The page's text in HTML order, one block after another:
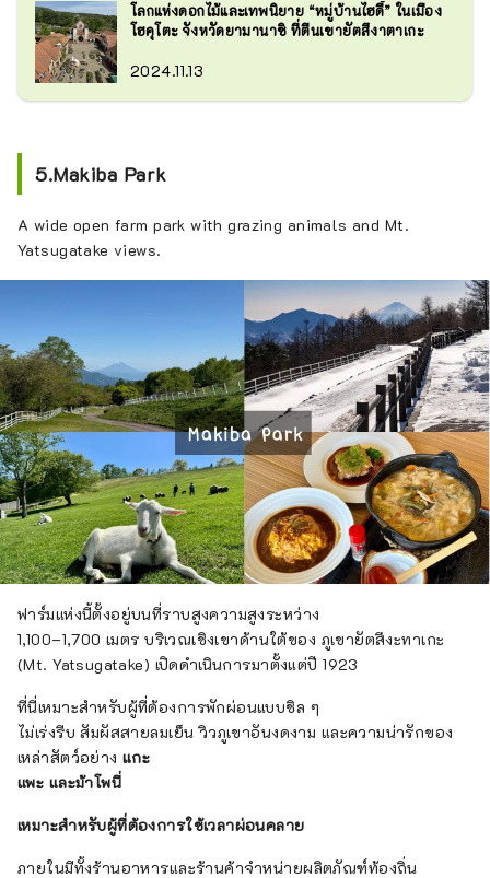
โลกแห่งดอกไม้และเทพนิยาย “หมู่บ้านไฮดี้” ในเมือง
โฮคุโตะ จังหวัดยามานาชิ ที่ตีนเขายัตสึงาตาเกะ
2024.11.13
5.Makiba Park
A wide open farm park with grazing animals and Mt.
Yatsugatake views.
ฟาร์มแห่งนี้ตั้งอยู่บนที่ราบสูงความสูงระหว่าง
1,100–1,700 เมตร บริเวณเชิงเขาด้านใต้ของ ภูเขายัตสึงะทาเกะ
(Mt. Yatsugatake) เปิดดำเนินการมาตั้งแต่ปี 1923
ที่นี่เหมาะสำหรับผู้ที่ต้องการพักผ่อนแบบชิล ๆ
ไม่เร่งรีบ สัมผัสสายลมเย็น วิวภูเขาอันงดงาม และความน่ารักของ
เหล่าสัตว์อย่าง แกะ
แพะ และม้าโพนี่
เหมาะสำหรับผู้ที่ต้องการใช้เวลาผ่อนคลาย
ภายในมีทั้งร้านอาหารและร้านค้าจำหน่ายผลิตภัณฑ์ท้องถิ่น